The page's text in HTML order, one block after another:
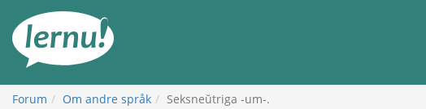
innholdet
Forum Om andre språk Seksneŭtriga -um-.